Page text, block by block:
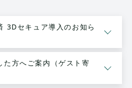
3Dセキュア導入のお知ら
た方へご案内（ゲスト寄